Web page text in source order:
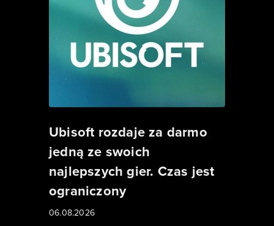
Ubisoft rozdaje za darmo
jedną ze swoich
najlepszych gier. Czas jest
ograniczony
06.08.2026